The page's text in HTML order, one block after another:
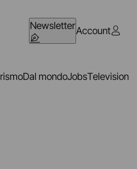
NewsletterAccount
Dal mondoJobsTelevision